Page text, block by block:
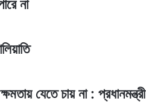
না
যেতে চায় না : প্রধানমন্ত্রী